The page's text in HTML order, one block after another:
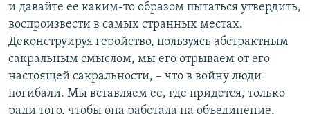
и давайте ее каким-то образом пытаться утвердить,
воспроизвести в самых странных местах.
Деконструируя геройство, пользуясь абстрактным
сакральным смыслом, мы его отрываем от его
настоящей сакральности, – что в войну люди
погибали. Мы вставляем ее, где придется, только
ради того, чтобы она работала на объединение.